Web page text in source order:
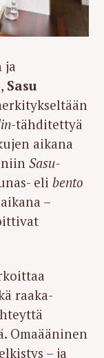
ja
Sasu
-tähditettyä
aikana
niin Sasu-
eli bento
–
raaka-
Omaääninen
– ja